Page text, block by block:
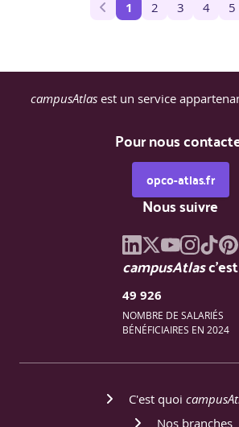
1 2 3 4 5
campusAtlas est un service
Pour nous
opco-atlas.fr
Nous suivre
campusAtlasc'est
49 926
NOMBRE DE SALARIÉS
BÉNÉFICIAIRES EN 2024
C'est quoi
Nos branches